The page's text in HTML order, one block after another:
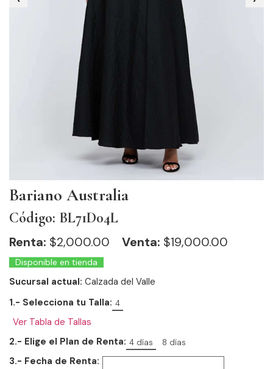
Bariano Australia
Código: BL71D04L
Renta: $2,000.00 Venta: $19,000.00
Disponible en tienda
Sucursal actual: Calzada del Valle
1.- Selecciona tu Talla: 4
Ver Tabla de Tallas
2.- Elige el Plan de Renta: 4 días 8 días
3.- Fecha de Renta: